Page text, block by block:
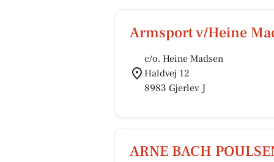
Armsport v/Heine
c/o. Heine Madsen
Haldvej 12
8983 Gjerlev J
ARNE BACH